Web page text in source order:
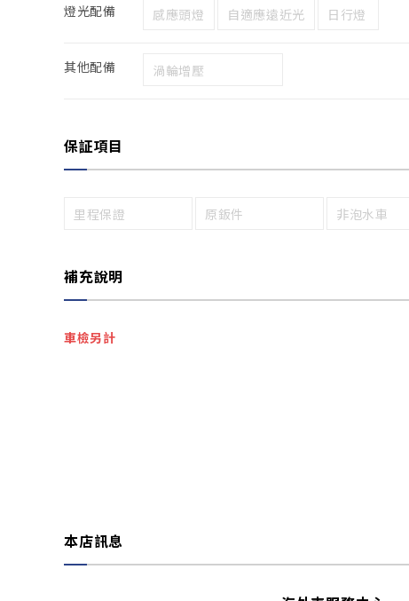
燈光配備 感應頭燈 自適應遠近光 日行燈
其他配備 渦輪增壓
保証項目
里程保證 原鈑件 非泡水車
補充說明
車檢另計
本店訊息